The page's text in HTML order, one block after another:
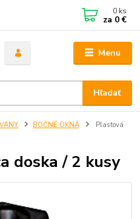
Menu
Hľadať
0 ks
za 0 €
BOČNÉ OKNÁ
Plastová
doska / 2 kusy